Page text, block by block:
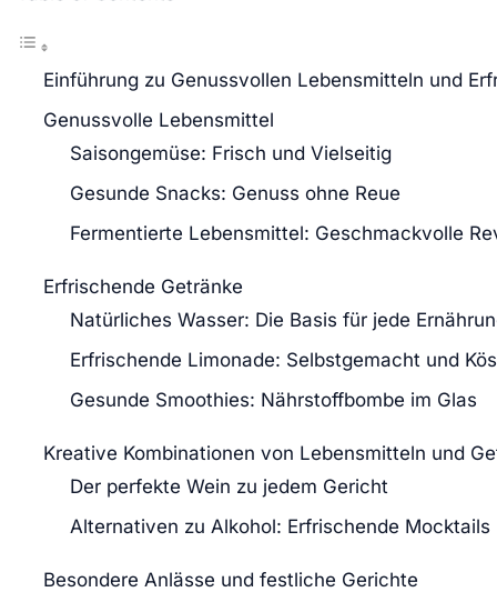
Einführung zu Genussvollen Lebensmitteln und
Genussvolle Lebensmittel
Saisongemüse: Frisch und Vielseitig
Gesunde Snacks: Genuss ohne Reue
Fermentierte Lebensmittel: Geschmackvolle
Erfrischende Getränke
Natürliches Wasser: Die Basis für jede
Erfrischende Limonade: Selbstgemacht und
Gesunde Smoothies: Nährstoffbombe im Glas
Kreative Kombinationen von Lebensmitteln und
Der perfekte Wein zu jedem Gericht
Alternativen zu Alkohol: Erfrischende Mocktails
Besondere Anlässe und festliche Gerichte